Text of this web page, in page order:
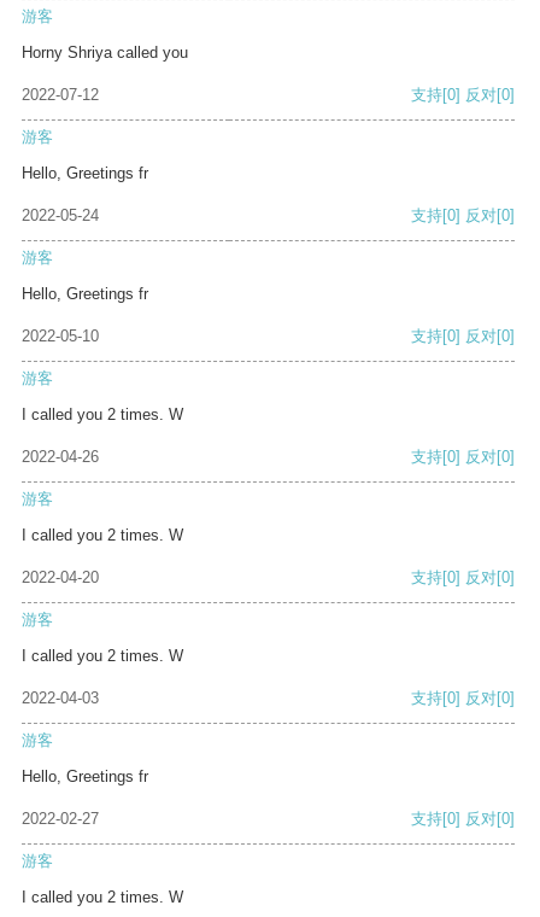
游客
Horny Shriya called you
2022-07-12 支持[0] 反对[0]
游客
Hello, Greetings fr
2022-05-24 支持[0] 反对[0]
游客
Hello, Greetings fr
2022-05-10 支持[0] 反对[0]
游客
I called you 2 times. W
2022-04-26 支持[0] 反对[0]
游客
I called you 2 times. W
2022-04-20 支持[0] 反对[0]
游客
I called you 2 times. W
2022-04-03 支持[0] 反对[0]
游客
Hello, Greetings fr
2022-02-27 支持[0] 反对[0]
游客
I called you 2 times. W